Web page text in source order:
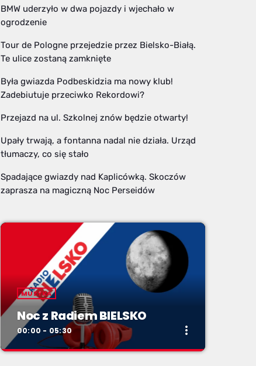
BMW uderzyło w dwa pojazdy i wjechało w
ogrodzenie
Tour de Pologne przejedzie przez Bielsko-Białą.
Te ulice zostaną zamknięte
Była gwiazda Podbeskidzia ma nowy klub!
Zadebiutuje przeciwko Rekordowi?
Przejazd na ul. Szkolnej znów będzie otwarty!
Upały trwają, a fontanna nadal nie działa. Urząd
tłumaczy, co się stało
Spadające gwiazdy nad Kaplicówką. Skoczów
zaprasza na magiczną Noc Perseidów
MUZYKA
Noc z Radiem BIELSKO
00:00 - 05:30 more_vert